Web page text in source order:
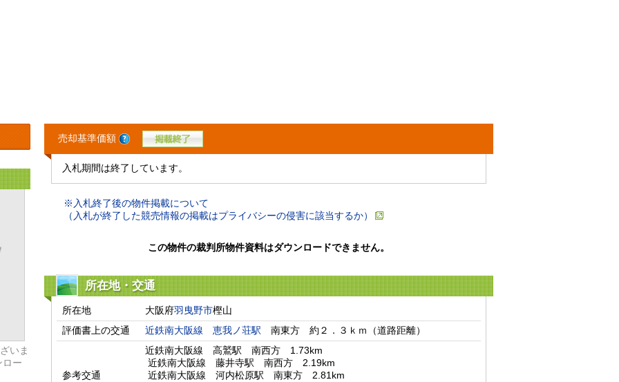
いま
ロー
売却基準価額
入札期間は終了しています。
※入札終了後の物件掲載について
（入札が終了した競売情報の掲載はプライバシーの侵害に該当するか）
この物件の裁判所物件資料はダウンロードできません。
所在地・交通
所在地 大阪府羽曳野市樫山
評価書上の交通
近鉄南大阪線 恵我ノ荘駅 南東方　約２．３ｋｍ（道路距離）
参考交通
近鉄南大阪線　高鷲駅　南西方　1.73km